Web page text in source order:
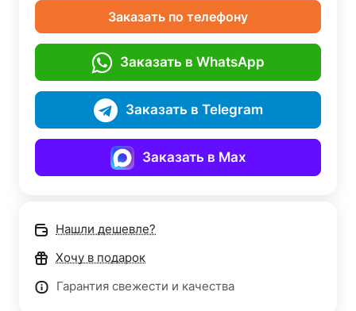
Заказать по телефону
Заказать в WhatsApp
Заказать в Telegram
Заказать в Max
Нашли дешевле?
Хочу в подарок
Гарантия свежести и качества